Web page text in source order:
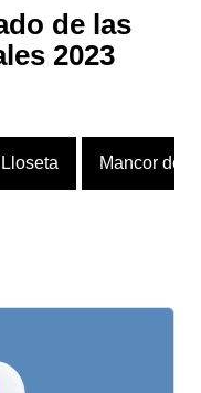
de las
2023
Lloseta Mancor de